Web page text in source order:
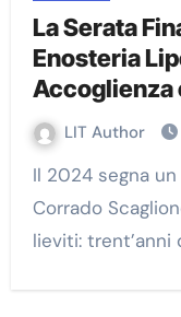
La Serata
Enosteria
Accoglienza
LIT Author
Il 2024 segna un traguardo significativo per
Corrado
lieviti: trent’anni